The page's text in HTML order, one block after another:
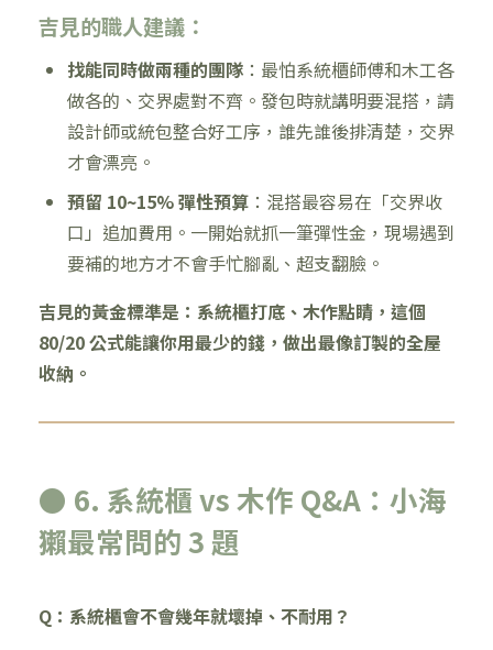
吉見的職人建議：
找能同時做兩種的團隊：最怕系統櫃師傅和木工各
做各的、交界處對不齊。發包時就講明要混搭，請
設計師或統包整合好工序，誰先誰後排清楚，交界
才會漂亮。
預留 10~15% 彈性預算：混搭最容易在「交界收
口」追加費用。一開始就抓一筆彈性金，現場遇到
要補的地方才不會手忙腳亂、超支翻臉。
吉見的黃金標準是：系統櫃打底、木作點睛，這個
80/20 公式能讓你用最少的錢，做出最像訂製的全屋
收納。
● 6. 系統櫃 vs 木作 Q&A：小海
獺最常問的 3 題
Q：系統櫃會不會幾年就壞掉、不耐用？